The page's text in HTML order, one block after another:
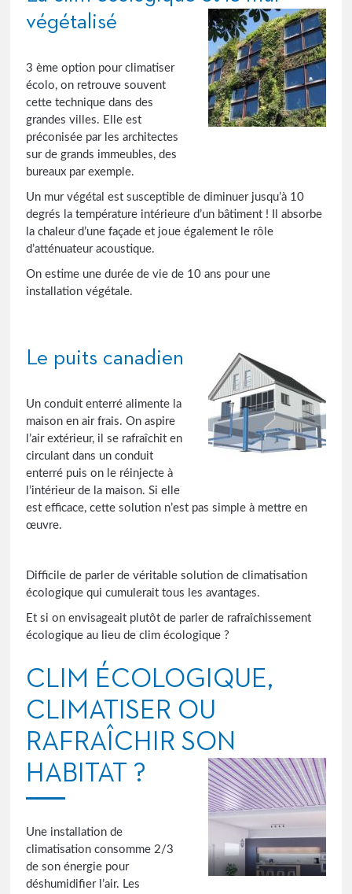
végétalisé
3 ème option pour climatiser
écolo, on retrouve souvent
cette technique dans des
grandes villes. Elle est
préconisée par les architectes
sur de grands immeubles, des
bureaux par exemple.
Un mur végétal est susceptible de diminuer jusqu’à 10
degrés la température intérieure d’un bâtiment ! Il absorbe
la chaleur d’une façade et joue également le rôle
d’atténuateur acoustique.
On estime une durée de vie de 10 ans pour une
installation végétale.
Le puits canadien
Un conduit enterré alimente la
maison en air frais. On aspire
l’air extérieur, il se rafraîchit en
circulant dans un conduit
enterré puis on le réinjecte à
l’intérieur de la maison. Si elle
est efficace, cette solution n’est pas simple à mettre en
œuvre.
Difficile de parler de véritable solution de climatisation
écologique qui cumulerait tous les avantages.
Et si on envisageait plutôt de parler de rafraîchissement
écologique au lieu de clim écologique ?
CLIM ÉCOLOGIQUE,
CLIMATISER OU
RAFRAÎCHIR SON
HABITAT ?
Une installation de
climatisation consomme 2/3
de son énergie pour
déshumidifier l’air. Les